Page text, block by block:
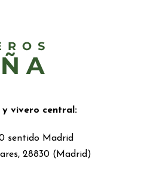
vivero central:
sentido Madrid
28830 (Madrid)